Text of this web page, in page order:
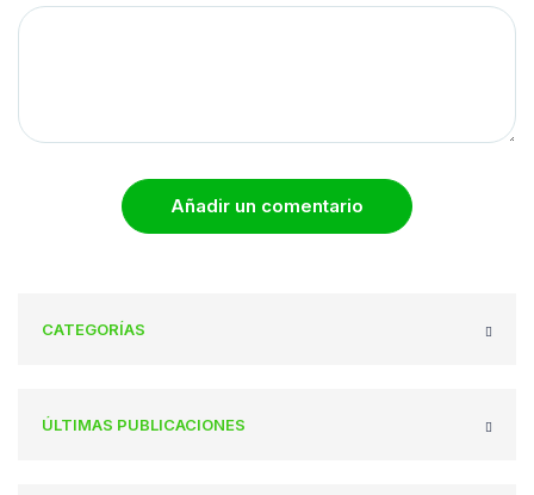
Añadir un comentario
CATEGORÍAS
ÚLTIMAS PUBLICACIONES